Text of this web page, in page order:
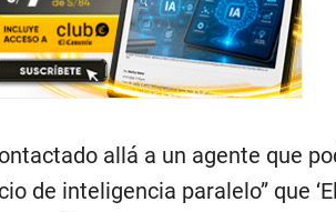
allá a un agente que
de inteligencia paralelo” que